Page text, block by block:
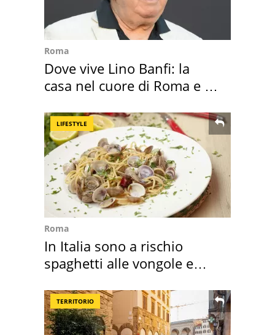
Roma
Dove vive Lino Banfi: la
casa nel cuore di Roma e i
LIFESTYLE
Roma
In Italia sono a rischio
spaghetti alle vongole e
TERRITORIO